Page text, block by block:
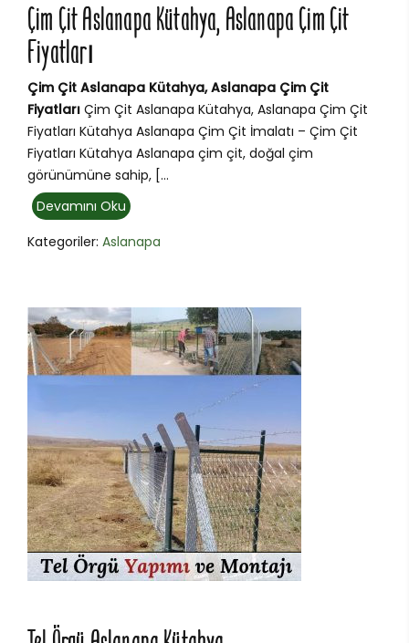
Çim Çit Aslanapa Kütahya, Aslanapa Çim Çit
Fiyatları
Çim Çit Aslanapa Kütahya, Aslanapa Çim Çit
Fiyatları Çim Çit Aslanapa Kütahya, Aslanapa Çim Çit
Fiyatları Kütahya Aslanapa Çim Çit İmalatı – Çim Çit
Fiyatları Kütahya Aslanapa çim çit, doğal çim
görünümüne sahip, [...
Devamını Oku
Kategoriler: Aslanapa